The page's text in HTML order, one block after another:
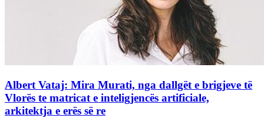
Albert Vataj: Mira Murati, nga dallgët e brigjeve të
Vlorës te matricat e inteligjencës artificiale,
arkitektja e erës së re